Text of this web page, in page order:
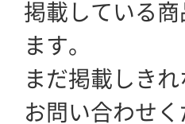
掲載している
ます。
まだ掲載しき
お問い合わせく